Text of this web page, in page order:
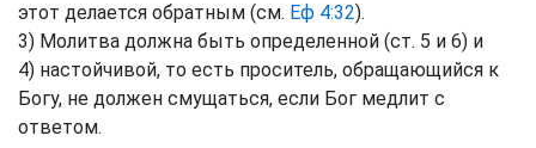
этот делается обратным (см. Еф 4:32).
3) Молитва должна быть определенной (ст. 5 и 6) и
4) настойчивой, то есть проситель, обращающийся к
Богу, не должен смущаться, если Бог медлит с
ответом.